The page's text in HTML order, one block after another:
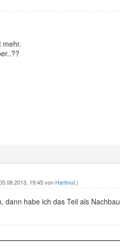
mehr.
19:45 von Hartmut.)
dann habe ich das Teil als Nachbau